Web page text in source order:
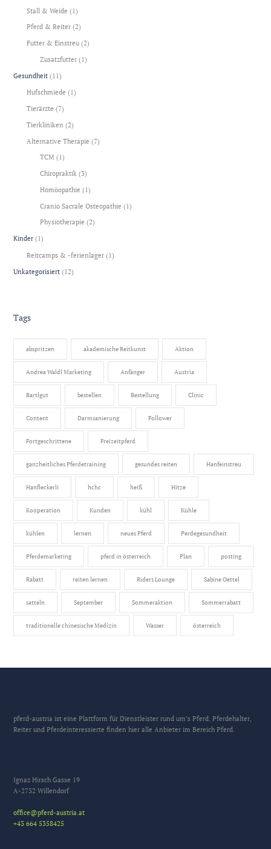
Stall & Weide (1)
Pferd & Reiter (2)
Futter & Einstreu (2)
Zusatzfutter (1)
Gesundheit (11)
Hufschmiede (1)
Tierärzte (7)
Tierkliniken (2)
Alternative Therapie (7)
TCM (1)
Chiropraktik (3)
Homöopathie (1)
Cranio Sacrale Osteopathie (1)
Physiotherapie (2)
Kinder (1)
Reitcamps & -ferienlager (1)
Unkategorisiert (12)
Tags
abspritzen akademische Reitkunst Aktion
Andrea Waldl Marketing Anfänger Austria
Bartlgut bestellen Bestellung Clinic
Content Darmsanierung Follower
Fortgeschrittene Freizeitpferd
ganzheitliches Pferdetraining gesundes reiten Hanfeinstreu
Hanfleckerli hchc heiß Hitze
Kooperation Kunden kühl Kühle
kühlen lernen neues Pferd Perdegesundheit
Pferdemarketing pferd in österreich Plan posting
Rabatt reiten lernen Riders Lounge Sabine Oettel
satteln September Sommeraktion Sommerrabatt
traditionelle chinesische Medizin Wasser österreich
pferd-austria ist eine Plattform für Dienstleister rund um’s Pferd. Pferdehalter,
Reiter und Pferdeinteressierte finden hier alle Anbieter im Bereich Pferd.
Ignaz Hirsch Gasse 19
A-2732 Willendorf
office@pferd-austria.at
+43 664 5358425